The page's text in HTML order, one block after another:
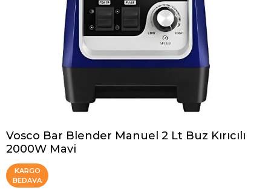
Vosco Bar Blender Manuel 2 Lt Buz Kırıcılı
2000W Mavi
KARGO
BEDAVA